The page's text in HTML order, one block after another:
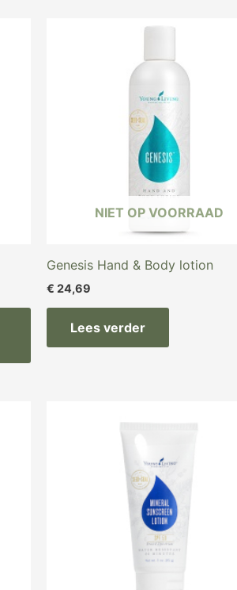
NIET OP VOORRAAD
Genesis Hand & Body lotion
€ 24,69
Lees verder
€ 45,97.
prijs